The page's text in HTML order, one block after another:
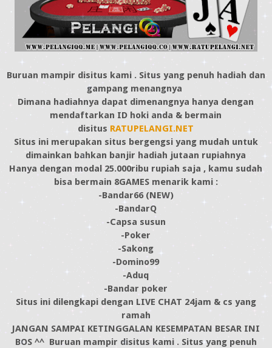
Buruan mampir disitus kami . Situs yang penuh hadiah dan
gampang menangnya
Dimana hadiahnya dapat dimenangnya hanya dengan
mendaftarkan ID hoki anda & bermain
disitus RATUPELANGI.NET
Situs ini merupakan situs bergengsi yang mudah untuk
dimainkan bahkan banjir hadiah jutaan rupiahnya
Hanya dengan modal 25.000ribu rupiah saja , kamu sudah
bisa bermain 8GAMES menarik kami :
-Bandar66 (NEW)
-BandarQ
-Capsa susun
-Poker
-Sakong
-Domino99
-Aduq
-Bandar poker
Situs ini dilengkapi dengan LIVE CHAT 24jam & cs yang
ramah
JANGAN SAMPAI KETINGGALAN KESEMPATAN BESAR INI
BOS ^^ Buruan mampir disitus kami . Situs yang penuh